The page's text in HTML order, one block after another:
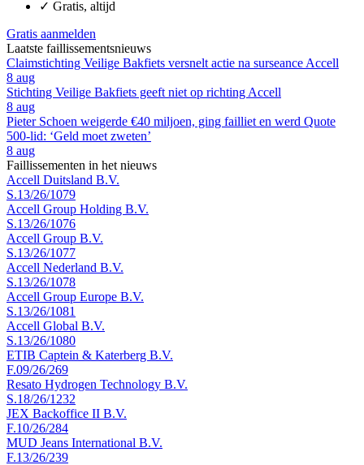
✓ Gratis, altijd
Gratis aanmelden
Laatste faillissementsnieuws
Claimstichting Veilige Bakfiets versnelt actie na surseance Accell
8 aug
Stichting Veilige Bakfiets geeft niet op richting Accell
8 aug
Pieter Schoen weigerde €40 miljoen, ging failliet en werd Quote
500-lid: ‘Geld moet zweten’
8 aug
Faillissementen in het nieuws
Accell Duitsland B.V.
S.13/26/1079
Accell Group Holding B.V.
S.13/26/1076
Accell Group B.V.
S.13/26/1077
Accell Nederland B.V.
S.13/26/1078
Accell Group Europe B.V.
S.13/26/1081
Accell Global B.V.
S.13/26/1080
ETIB Captein & Katerberg B.V.
F.09/26/269
Resato Hydrogen Technology B.V.
S.18/26/1232
JEX Backoffice II B.V.
F.10/26/284
MUD Jeans International B.V.
F.13/26/239